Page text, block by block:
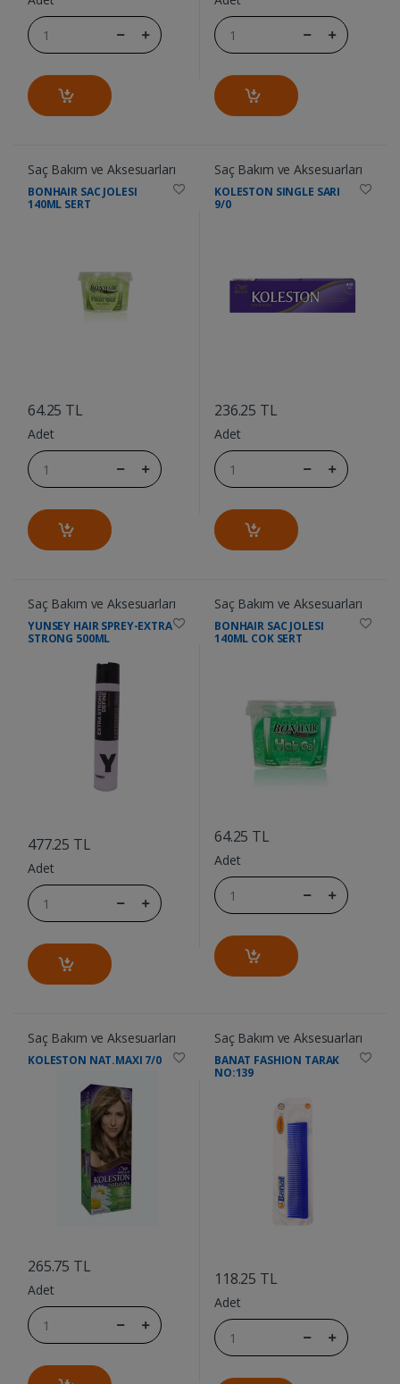
Saç Bakım ve Aksesuarları
BONHAIR SAC JOLESI
140ML SERT
64.25 TL
Adet
Saç Bakım ve Aksesuarları
KOLESTON SINGLE SARI
9/0
236.25 TL
Adet
Saç Bakım ve Aksesuarları
YUNSEY HAIR SPREY-EXTRA
STRONG 500ML
477.25 TL
Adet
Saç Bakım ve Aksesuarları
BONHAIR SAC JOLESI
140ML COK SERT
64.25 TL
Adet
Saç Bakım ve Aksesuarları
KOLESTON NAT.MAXI 7/0
265.75 TL
Adet
Saç Bakım ve Aksesuarları
BANAT FASHION TARAK
NO:139
118.25 TL
Adet